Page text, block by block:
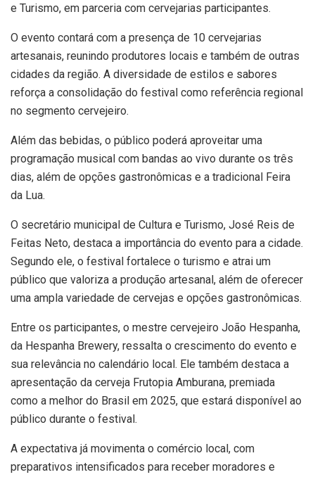
e Turismo, em parceria com cervejarias participantes.
O evento contará com a presença de 10 cervejarias
artesanais, reunindo produtores locais e também de outras
cidades da região. A diversidade de estilos e sabores
reforça a consolidação do festival como referência regional
no segmento cervejeiro.
Além das bebidas, o público poderá aproveitar uma
programação musical com bandas ao vivo durante os três
dias, além de opções gastronômicas e a tradicional Feira
da Lua.
O secretário municipal de Cultura e Turismo, José Reis de
Feitas Neto, destaca a importância do evento para a cidade.
Segundo ele, o festival fortalece o turismo e atrai um
público que valoriza a produção artesanal, além de oferecer
uma ampla variedade de cervejas e opções gastronômicas.
Entre os participantes, o mestre cervejeiro João Hespanha,
da Hespanha Brewery, ressalta o crescimento do evento e
sua relevância no calendário local. Ele também destaca a
apresentação da cerveja Frutopia Amburana, premiada
como a melhor do Brasil em 2025, que estará disponível ao
público durante o festival.
A expectativa já movimenta o comércio local, com
preparativos intensificados para receber moradores e